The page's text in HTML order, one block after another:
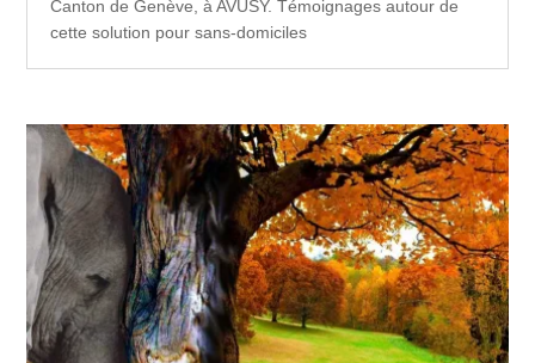
Canton de Genève, à AVUSY. Témoignages autour de
cette solution pour sans-domiciles